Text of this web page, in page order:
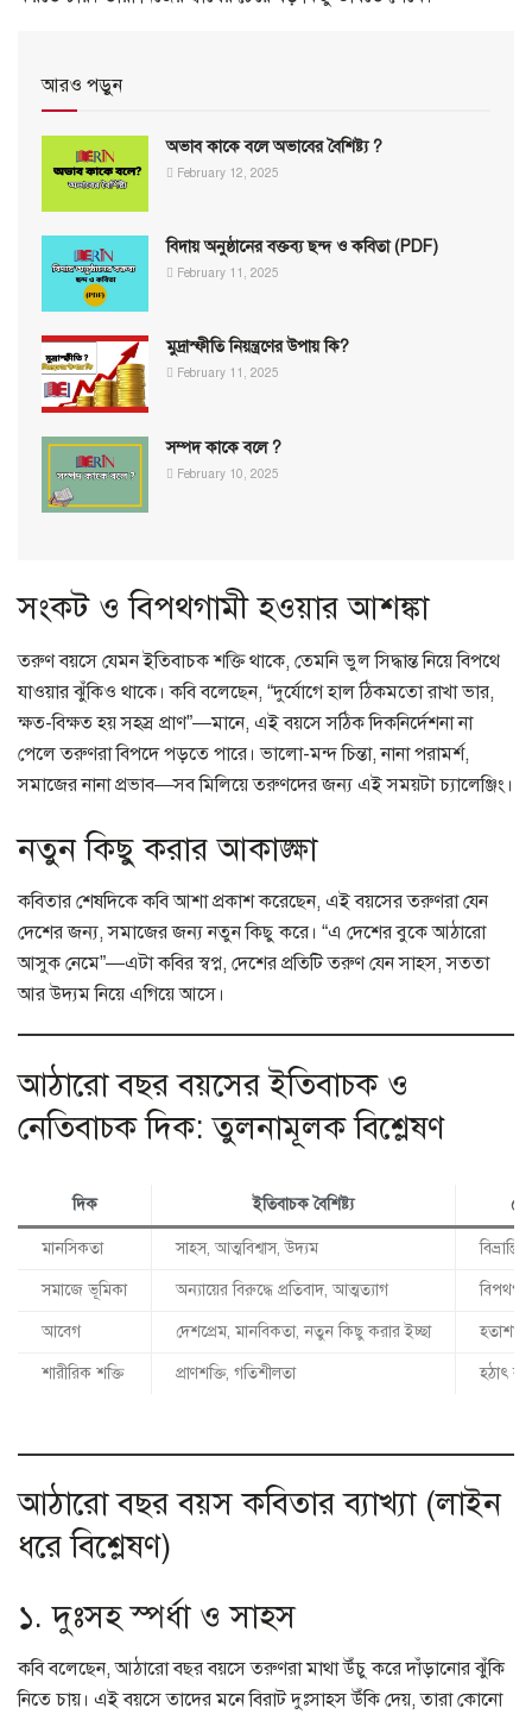
আরও পড়ুন
অভাব কাকে বলে অভাবের বৈশিষ্ট্য ?
February 12, 2025
বিদায় অনুষ্ঠানের বক্তব্য ছন্দ ও কবিতা (PDF)
February 11, 2025
মুদ্রাস্ফীতি নিয়ন্ত্রণের উপায় কি?
February 11, 2025
সম্পদ কাকে বলে ?
February 10, 2025
সংকট ও বিপথগামী হওয়ার আশঙ্কা
তরুণ বয়সে যেমন ইতিবাচক শক্তি থাকে, তেমনি ভুল সিদ্ধান্ত নিয়ে বিপথে
যাওয়ার ঝুঁকিও থাকে। কবি বলেছেন, “দুর্যোগে হাল ঠিকমতো রাখা ভার,
ক্ষত-বিক্ষত হয় সহস্র প্রাণ”—মানে, এই বয়সে সঠিক দিকনির্দেশনা না
পেলে তরুণরা বিপদে পড়তে পারে। ভালো-মন্দ চিন্তা, নানা পরামর্শ,
সমাজের নানা প্রভাব—সব মিলিয়ে তরুণদের জন্য এই সময়টা চ্যালেঞ্জিং।
নতুন কিছু করার আকাঙ্ক্ষা
কবিতার শেষদিকে কবি আশা প্রকাশ করেছেন, এই বয়সের তরুণরা যেন
দেশের জন্য, সমাজের জন্য নতুন কিছু করে। “এ দেশের বুকে আঠারো
আসুক নেমে”—এটা কবির স্বপ্ন, দেশের প্রতিটি তরুণ যেন সাহস, সততা
আর উদ্যম নিয়ে এগিয়ে আসে।
আঠারো বছর বয়সের ইতিবাচক ও
নেতিবাচক দিক: তুলনামূলক বিশ্লেষণ
দিক ইতিবাচক বৈশিষ্ট্য
মানসিকতা সাহস, আত্মবিশ্বাস, উদ্যম
সমাজে ভূমিকা অন্যায়ের বিরুদ্ধে প্রতিবাদ, আত্মত্যাগ
আবেগ দেশপ্রেম, মানবিকতা, নতুন কিছু করার ইচ্ছা হতাশা,
শারীরিক শক্তি প্রাণশক্তি, গতিশীলতা হঠাৎ
আঠারো বছর বয়স কবিতার ব্যাখ্যা (লাইন
ধরে বিশ্লেষণ)
১. দুঃসহ স্পর্ধা ও সাহস
কবি বলেছেন, আঠারো বছর বয়সে তরুণরা মাথা উঁচু করে দাঁড়ানোর ঝুঁকি
নিতে চায়। এই বয়সে তাদের মনে বিরাট দুঃসাহস উঁকি দেয়, তারা কোনো